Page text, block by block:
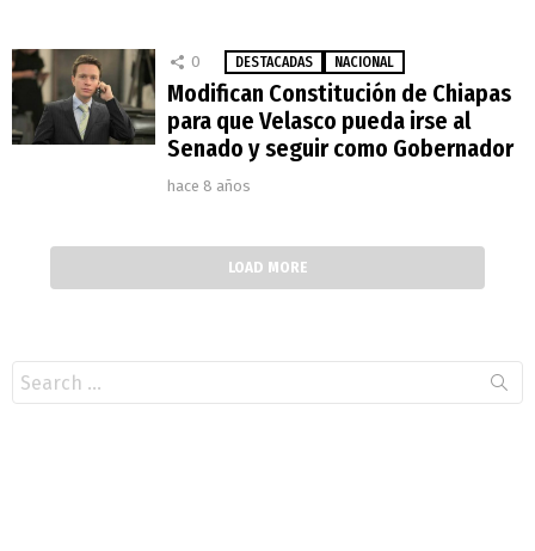
0 DESTACADAS NACIONAL
Modifican Constitución de Chiapas
para que Velasco pueda irse al
Senado y seguir como Gobernador
hace 8 años
LOAD MORE
for: